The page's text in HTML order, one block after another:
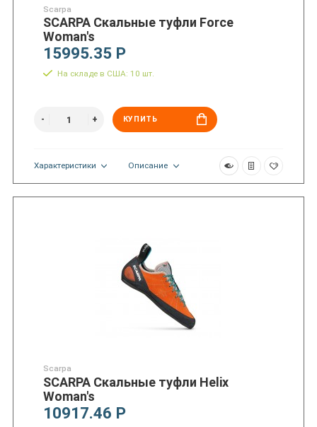
Scarpa
SCARPA Скальные туфли Force
Woman's
15995.35 Р
На складе в США: 10 шт.
КУПИТЬ
Характеристики Описание
Scarpa
SCARPA Скальные туфли Helix
Woman's
10917.46 Р